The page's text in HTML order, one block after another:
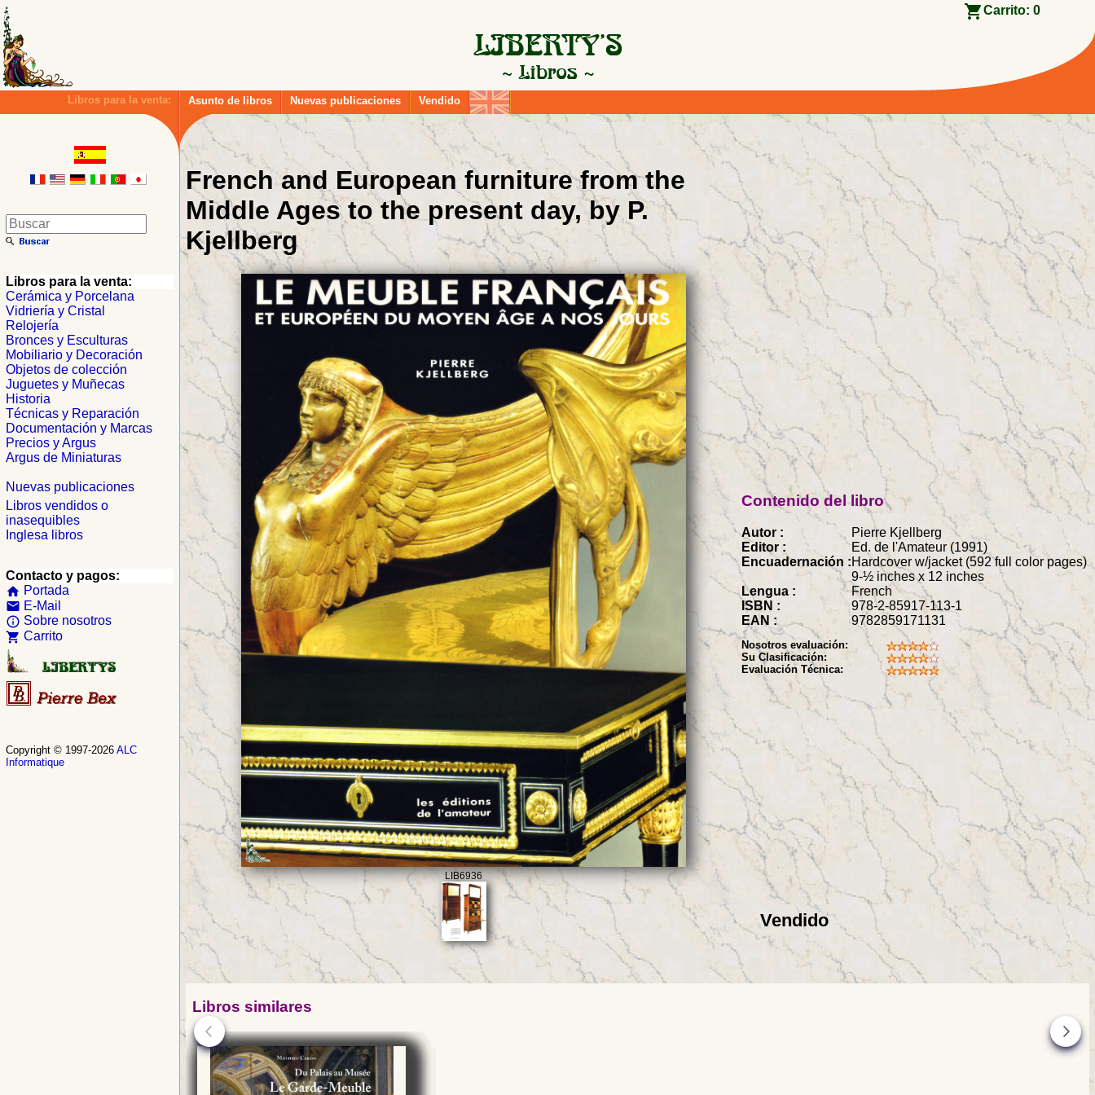
Carrito: 0
Libros para la venta: Asunto de libros Nuevas publicaciones Vendido
French and European furniture from the
Middle Ages to the present day, by P.
Kjellberg
LIB6936
Vendido
Contenido del libro
Autor :
Pierre Kjellberg
Editor :
Ed. de l'Amateur (1991)
Encuadernación :Hardcover w/jacket (592 full color pages)
9-½ inches x 12 inches
Lengua :
French
ISBN :
978-2-85917-113-1
EAN :
9782859171131
Nosotros evaluación:
Su Clasificación:
Evaluación Técnica:
Libros similares
Libros para la venta:
Cerámica y Porcelana
Vidriería y Cristal
Relojería
Bronces y Esculturas
Mobiliario y Decoración
Objetos de colección
Juguetes y Muñecas
Historia
Técnicas y Reparación
Documentación y Marcas
Precios y Argus
Argus de Miniaturas
Nuevas publicaciones
Libros vendidos o
inasequibles
Inglesa libros
Contacto y pagos:
home Portada
email E-Mail
info_outline Sobre nosotros
shopping_cart Carrito
Copyright © 1997-2026 ALC
Informatique